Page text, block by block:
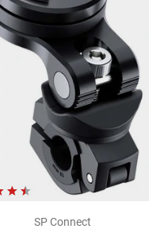
SP Connect